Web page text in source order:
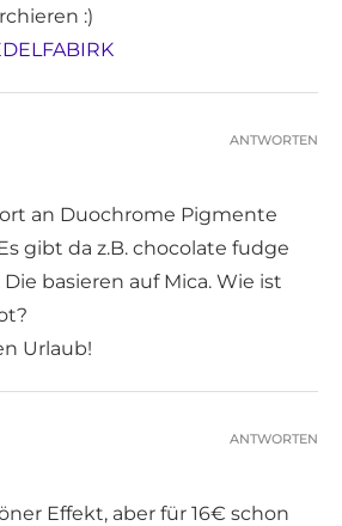
:)
an Duochrome Pigmente
gibt da z.B. chocolate fudge
basieren auf Mica. Wie ist
Urlaub!
ANTWORTEN
Effekt, aber für 16€ schon
ANTWORTEN